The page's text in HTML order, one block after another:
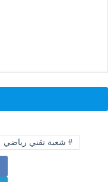
# شعبة تقني رياضي